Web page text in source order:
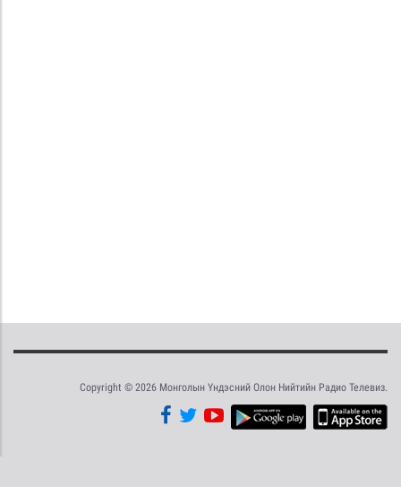
Copyright © 2026 Монголын Үндэсний Олон Нийтийн Радио Телевиз.